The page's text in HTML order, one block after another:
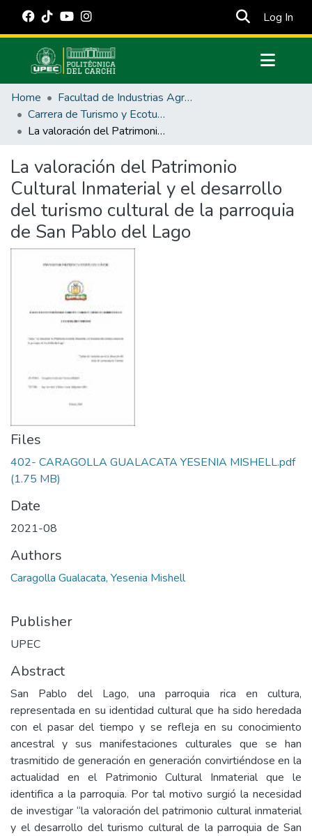
Log In
Communities & Collections
All of DSpace
Statistics
Estadísticas Externas
Manuales
Home
Facultad de Industrias Agropecuarias y Ciencias Ambientales
Carrera de Turismo y Ecoturimo
La valoración del Patrimonio Cultural Inmaterial y el desarrollo del turismo cultural de la parroquia de San Pablo del Lago
La valoración del Patrimonio
Cultural Inmaterial y el desarrollo
del turismo cultural de la parroquia
de San Pablo del Lago
Files
402- CARAGOLLA GUALACATA YESENIA MISHELL.pdf
(1.75 MB)
Date
2021-08
Authors
Caragolla Gualacata, Yesenia Mishell
Publisher
UPEC
Abstract
San Pablo del Lago, una parroquia rica en cultura,
representada en su identidad cultural que ha sido heredada
con el pasar del tiempo y se refleja en su conocimiento
ancestral y sus manifestaciones culturales que se han
trasmitido de generación en generación convirtiéndose en la
actualidad en el Patrimonio Cultural Inmaterial que le
identifica a la parroquia. Por tal motivo surgió la necesidad
de investigar “la valoración del patrimonio cultural inmaterial
y el desarrollo del turismo cultural de la parroquia de San